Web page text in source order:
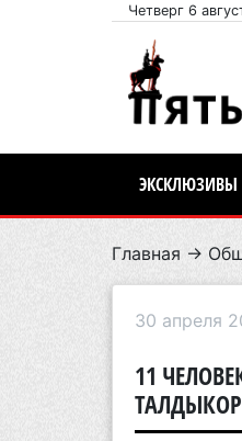
Четверг 6
ЭКСКЛЮЗИВЫ
Главная →
30 апреля
11